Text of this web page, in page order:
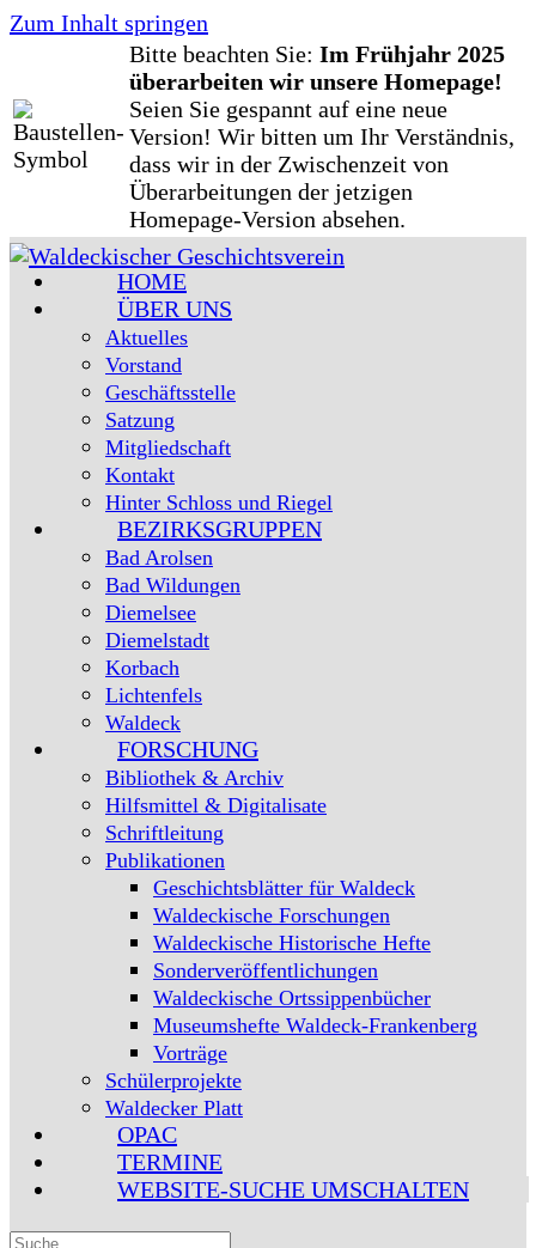
Zum Inhalt springen
Bitte beachten Sie: Im Frühjahr 2025
überarbeiten wir unsere Homepage!
Seien Sie gespannt auf eine neue
Version! Wir bitten um Ihr Verständnis,
dass wir in der Zwischenzeit von
Überarbeitungen der jetzigen
Homepage-Version absehen.
HOME
ÜBER UNS
Aktuelles
Vorstand
Geschäftsstelle
Satzung
Mitgliedschaft
Kontakt
Hinter Schloss und Riegel
BEZIRKSGRUPPEN
Bad Arolsen
Bad Wildungen
Diemelsee
Diemelstadt
Korbach
Lichtenfels
Waldeck
FORSCHUNG
Bibliothek & Archiv
Hilfsmittel & Digitalisate
Schriftleitung
Publikationen
Geschichtsblätter für Waldeck
Waldeckische Forschungen
Waldeckische Historische Hefte
Sonderveröffentlichungen
Waldeckische Ortssippenbücher
Museumshefte Waldeck-Frankenberg
Vorträge
Schülerprojekte
Waldecker Platt
OPAC
TERMINE
WEBSITE-SUCHE UMSCHALTEN